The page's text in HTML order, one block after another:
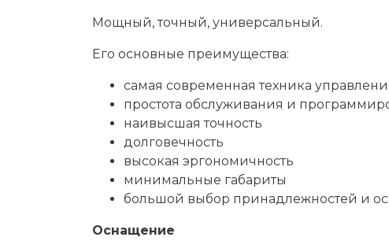
Мощный, точный, универсальный.
Его основные преимущества:
самая современная техника
простота обслуживания и
наивысшая точность
долговечность
высокая эргономичность
минимальные габариты
большой выбор принадлежностей и
Оснащение